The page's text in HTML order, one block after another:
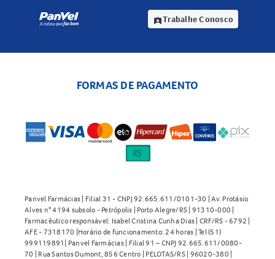
assignment_indTrabalhe Conosco
FORMAS DE PAGAMENTO
Panvel Farmácias | Filial 31 - CNPJ 92.665.611/0101-30 | Av. Protásio
Alves n° 4194 subsolo - Petrópolis | Porto Alegre/RS | 91310-000 |
Farmacêutico responsável: Isabel Cristina Cunha Dias | CRF/RS - 6792 |
AFE - 7318170 |Horário de funcionamento: 24 horas | Tel (51)
999119891| Panvel Farmácias | Filial 91 – CNPJ 92.665.611/0080-
70 | Rua Santos Dumont, 856 Centro | PELOTAS/RS | 96020-380 |